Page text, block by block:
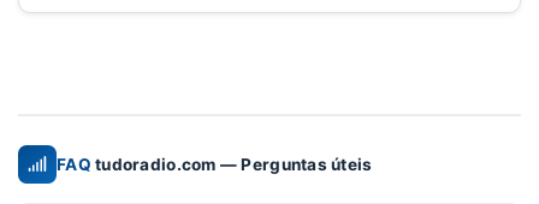
FAQ tudoradio.com — Perguntas úteis